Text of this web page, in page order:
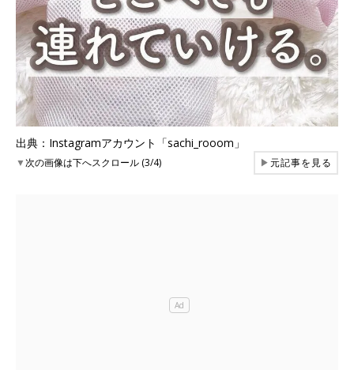
出典：Instagramアカウント「sachi_rooom」
▼次の画像は下へスクロール (3/4) ▶元記事を見る